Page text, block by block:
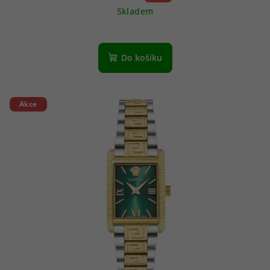
Skladem
Do košíku
Akce